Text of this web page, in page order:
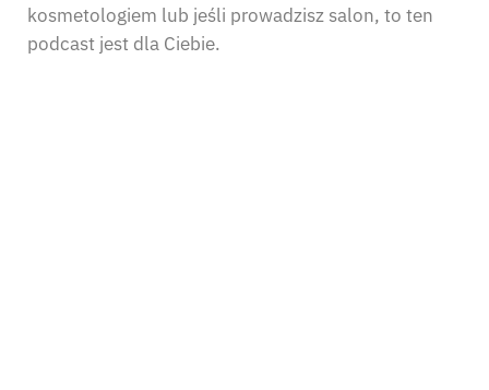
kosmetologiem lub jeśli prowadzisz salon, to ten
podcast jest dla Ciebie.